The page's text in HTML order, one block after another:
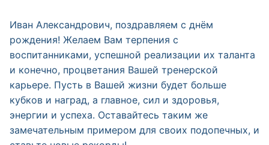
Иван Александрович, поздравляем с днём
рождения! Желаем Вам терпения с
воспитанниками, успешной реализации их таланта
и конечно, процветания Вашей тренерской
карьере. Пусть в Вашей жизни будет больше
кубков и наград, а главное, сил и здоровья,
энергии и успеха. Оставайтесь таким же
замечательным примером для своих подопечных, и